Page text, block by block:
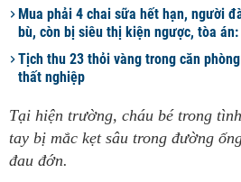
Mua phải 4 chai sữa hết hạn, người
bù, còn bị siêu thị kiện ngược, tòa
Tịch thu 23 thỏi vàng trong căn
thất nghiệp
Tại hiện trường, cháu bé trong
tay bị mắc kẹt sâu trong đường
đau đớn.